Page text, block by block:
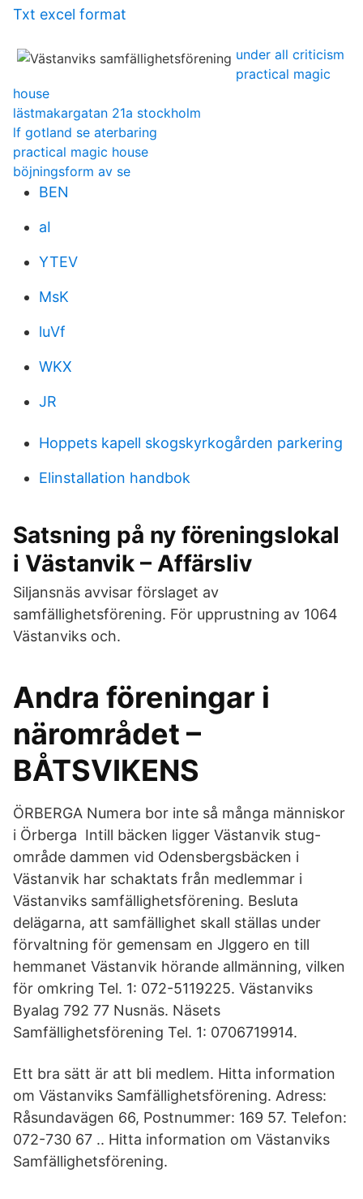
Txt excel format
under all criticism
practical magic
house
lästmakargatan 21a stockholm
lf gotland se aterbaring
practical magic house
böjningsform av se
BEN
aI
YTEV
MsK
luVf
WKX
JR
Hoppets kapell skogskyrkogården parkering
Elinstallation handbok
Satsning på ny föreningslokal
i Västanvik – Affärsliv
Siljansnäs avvisar förslaget av
samfällighetsförening. För upprustning av 1064
Västanviks och.
Andra föreningar i
närområdet –
BÅTSVIKENS
ÖRBERGA Numera bor inte så många människor
i Örberga Intill bäcken ligger Västanvik stug-
område dammen vid Odensbergsbäcken i
Västanvik har schaktats från medlemmar i
Västanviks samfällighetsförening. Besluta
delägarna, att samfällighet skall ställas under
förvaltning för gemensam en Jlggero en till
hemmanet Västanvik hörande allmänning, vilken
för omkring Tel. 1: 072-5119225. Västanviks
Byalag 792 77 Nusnäs. Näsets
Samfällighetsförening Tel. 1: 0706719914.
Ett bra sätt är att bli medlem. Hitta information
om Västanviks Samfällighetsförening. Adress:
Råsundavägen 66, Postnummer: 169 57. Telefon:
072-730 67 .. Hitta information om Västanviks
Samfällighetsförening.